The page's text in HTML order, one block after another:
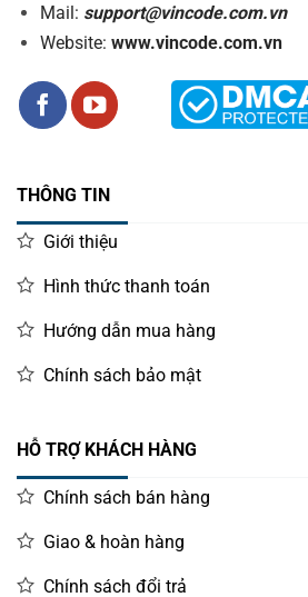
Mail: support@vincode.com.vn
Website: www.vincode.com.vn
THÔNG TIN
Giới thiệu
Hình thức thanh toán
Hướng dẫn mua hàng
Chính sách bảo mật
HỖ TRỢ KHÁCH HÀNG
Chính sách bán hàng
Giao & hoàn hàng
Chính sách đổi trả